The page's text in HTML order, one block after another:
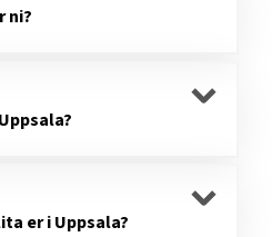
ni?
er i Uppsala?